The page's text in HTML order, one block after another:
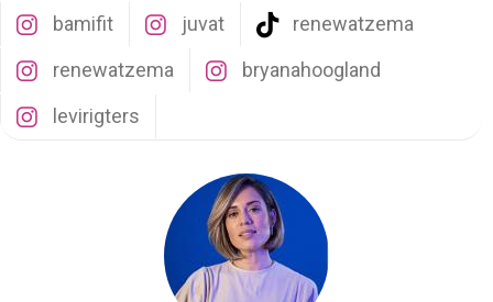
bamifit
juvat
renewatzema
renewatzema
bryanahoogland
levirigters